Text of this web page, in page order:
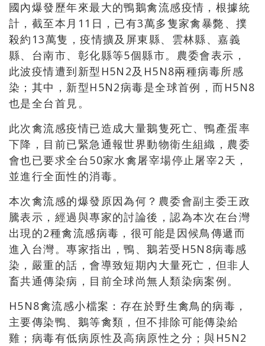
國內爆發歷年來最大的鴨鵝禽流感疫情，根據統
計，截至本月11日，已有3萬多隻家禽暴斃、撲
殺約13萬隻，疫情擴及屏東縣、雲林縣、嘉義
縣、台南市、彰化縣等5個縣市。農委會表示，
此波疫情遭到新型H5N2及H5N8兩種病毒所感
染；其中，新型H5N2病毒是全球首例，而H5N8
也是全台首見。
此次禽流感疫情已造成大量鵝隻死亡、鴨產蛋率
下降，目前已緊急通報世界動物衛生組織，農委
會也已要求全台50家水禽屠宰場停止屠宰2天，
並進行全面性的消毒。
本次禽流感的爆發原因為何？農委會副主委王政
騰表示，經過與專家的討論後，認為本次在台灣
出現的2種禽流感病毒，很可能是因候鳥傳遞而
進入台灣。專家指出，鴨、鵝若受H5N8病毒感
染，嚴重的話，會導致短期內大量死亡，但非人
畜共通傳染病，目前全球尚無人類染病案例。
H5N8禽流感小檔案：存在於野生禽鳥的病毒，
主要傳染鴨、鵝等禽類，但不排除可能傳染給
雞；病毒有低病原性及高病原性之分；與H5N2